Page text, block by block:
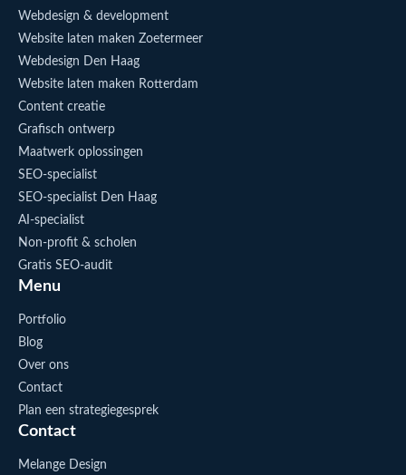
Webdesign & development
Website laten maken Zoetermeer
Webdesign Den Haag
Website laten maken Rotterdam
Content creatie
Grafisch ontwerp
Maatwerk oplossingen
SEO-specialist
SEO-specialist Den Haag
AI-specialist
Non-profit & scholen
Gratis SEO-audit
Menu
Portfolio
Blog
Over ons
Contact
Plan een strategiegesprek
Contact
Melange Design